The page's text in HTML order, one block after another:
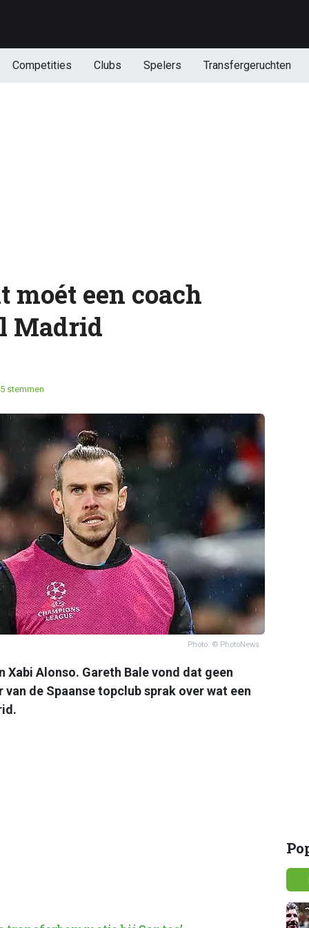
Competities Clubs Spelers Transfergeruchten
moét een coach
Madrid
stemmen
Photo: © PhotoNews
Alonso. Gareth Bale vond dat geen
de Spaanse topclub sprak over wat een